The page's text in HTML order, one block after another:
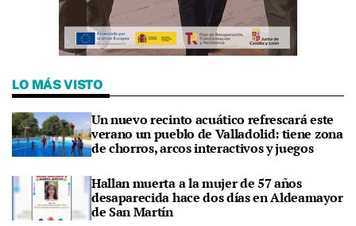
LO MÁS VISTO
Un nuevo recinto acuático refrescará este
verano un pueblo de Valladolid: tiene zona
de chorros, arcos interactivos y juegos
Hallan muerta a la mujer de 57 años
desaparecida hace dos días en Aldeamayor
de San Martín